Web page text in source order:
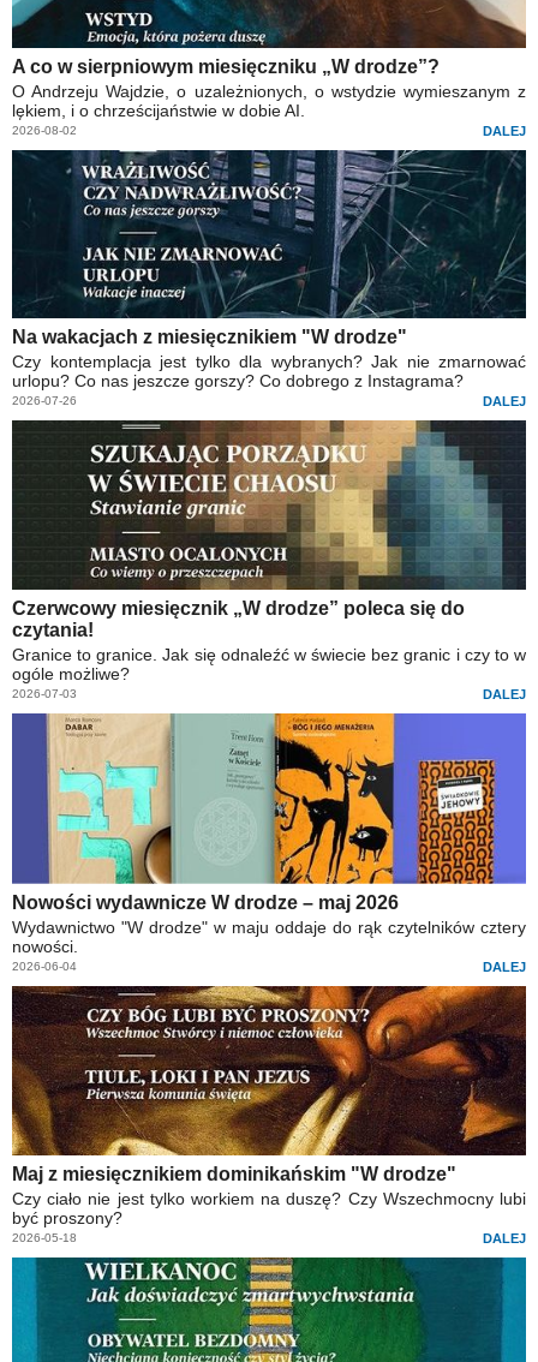
A co w sierpniowym miesięczniku „W drodze”?
O Andrzeju Wajdzie, o uzależnionych, o wstydzie wymieszanym z
lękiem, i o chrześcijaństwie w dobie AI.
2026-08-02 DALEJ
Na wakacjach z miesięcznikiem "W drodze"
Czy kontemplacja jest tylko dla wybranych? Jak nie zmarnować
urlopu? Co nas jeszcze gorszy? Co dobrego z Instagrama?
2026-07-26 DALEJ
Czerwcowy miesięcznik „W drodze” poleca się do
czytania!
Granice to granice. Jak się odnaleźć w świecie bez granic i czy to w
ogóle możliwe?
2026-07-03 DALEJ
Nowości wydawnicze W drodze – maj 2026
Wydawnictwo "W drodze" w maju oddaje do rąk czytelników cztery
nowości.
2026-06-04 DALEJ
Maj z miesięcznikiem dominikańskim "W drodze"
Czy ciało nie jest tylko workiem na duszę? Czy Wszechmocny lubi
być proszony?
2026-05-18 DALEJ